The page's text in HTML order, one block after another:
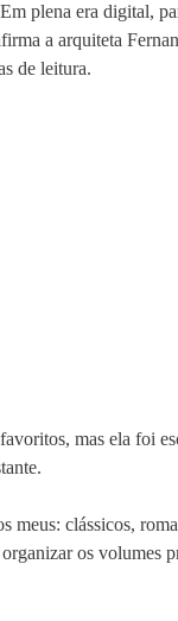
plena era digital,
a arquiteta
de leitura.
mas ela foi
clássicos,
organizar os volumes